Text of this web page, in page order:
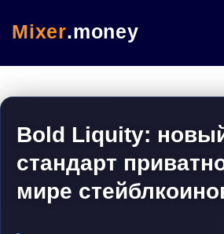
Mixer.money
Bold Liquity:
стандарт
мире